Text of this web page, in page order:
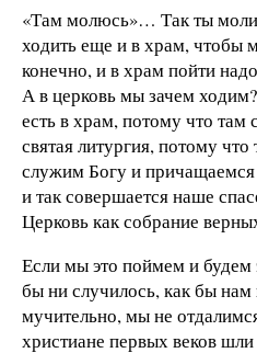
«Там молюсь»… Так ты
ходить еще и в храм, чтобы
конечно, и в храм пойти
А в церковь мы зачем
есть в храм, потому что там
святая литургия, потому
служим Богу и
и так совершается наше
Церковь как собрание
Если мы это поймем и будем
бы ни случилось, как бы
мучительно, мы не
христиане первых веков